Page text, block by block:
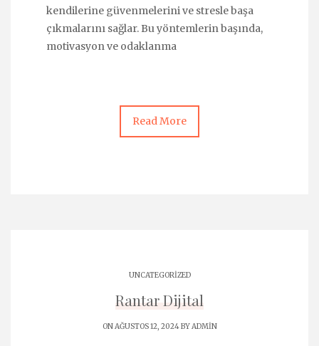
kendilerine güvenmelerini ve stresle başa
çıkmalarını sağlar. Bu yöntemlerin başında,
motivasyon ve odaklanma
Read More
UNCATEGORIZED
Rantar Dijital
ON AĞUSTOS 12, 2024 BYADMIN